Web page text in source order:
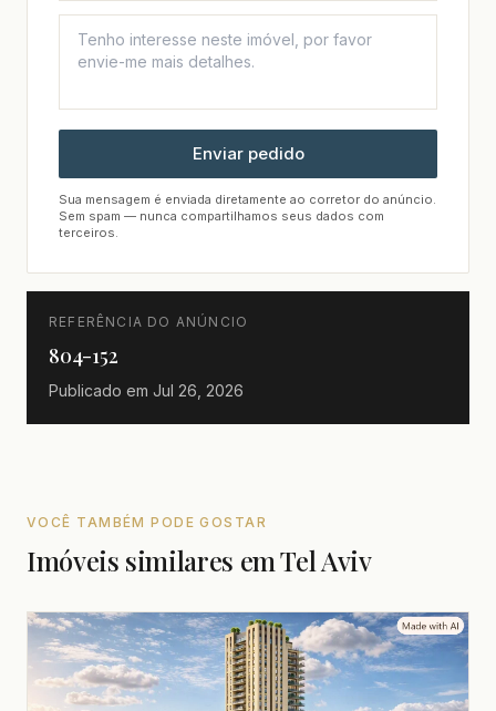
Enviar pedido
Sua mensagem é enviada diretamente ao corretor do anúncio.
Sem spam — nunca compartilhamos seus dados com
terceiros.
REFERÊNCIA DO ANÚNCIO
804-152
Publicado em Jul 26, 2026
VOCÊ TAMBÉM PODE GOSTAR
Imóveis similares em Tel Aviv